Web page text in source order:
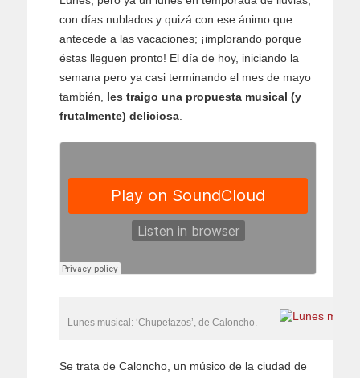
con días nublados y quizá con ese ánimo que
antecede a las vacaciones; ¡implorando porque
éstas lleguen pronto! El día de hoy, iniciando la
semana pero ya casi terminando el mes de mayo
también,
les traigo una propuesta musical (y
frutalmente) deliciosa
Lunes musical: ‘Chupetazos’, de Caloncho.
Se trata de Caloncho, un músico de la ciudad de